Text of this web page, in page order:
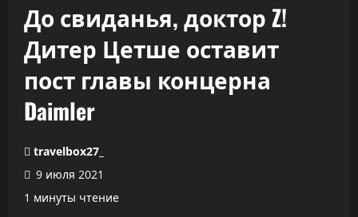
До свиданья, доктор Z!
Дитер Цетше оставит
пост главы концерна
Daimler
travelbox27_
9 июля 2021
1 минуты чтение